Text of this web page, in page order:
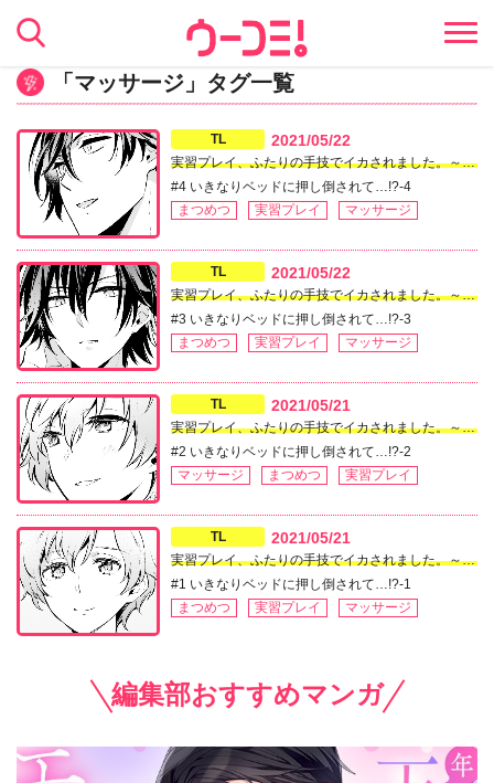
「マッサージ」タグ一覧
TL 2021/05/22
実習プレイ、ふたりの手技でイカされました。～バレたらイケない絶頂性感マッサージ～
#4 いきなりベッドに押し倒されて…!?-4
まつめつ
実習プレイ マッサージ
TL 2021/05/22
実習プレイ、ふたりの手技でイカされました。～バレたらイケない絶頂性感マッサージ～
#3 いきなりベッドに押し倒されて…!?-3
まつめつ
実習プレイ マッサージ
TL 2021/05/21
実習プレイ、ふたりの手技でイカされました。～バレたらイケない絶頂性感マッサージ～
#2 いきなりベッドに押し倒されて…!?-2
マッサージ
まつめつ 実習プレイ
TL 2021/05/21
実習プレイ、ふたりの手技でイカされました。～バレたらイケない絶頂性感マッサージ～
#1 いきなりベッドに押し倒されて…!?-1
まつめつ
実習プレイ マッサージ
編集部おすすめマンガ